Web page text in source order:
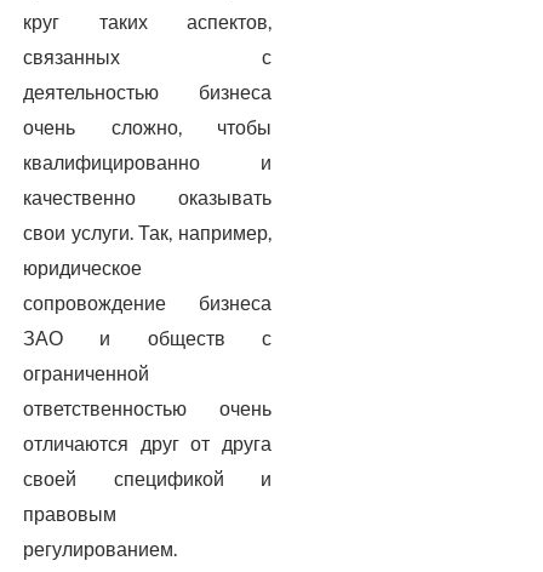
круг таких аспектов,
связанных с
деятельностью бизнеса
очень сложно, чтобы
квалифицированно и
качественно оказывать
свои услуги. Так, например,
юридическое
сопровождение бизнеса
ЗАО и обществ с
ограниченной
ответственностью очень
отличаются друг от друга
своей спецификой и
правовым
регулированием.